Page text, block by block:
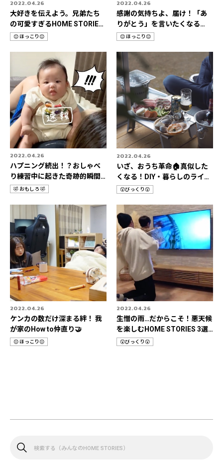
2022.04.26
大好きを伝えよう。兄弟たち
の可愛すぎるHOME STORIES
📹
カ
テ
😌 ほっこり😌
2022.04.26
感謝の気持ちよ、届け！「あ
りがとう」を言いたくなる
HOME STORIES 3選
カ
テ
ゴ
リ
😌 ほっこり😌
2022.04.26
ハプニング続出！？おしゃべ
り練習中に起きた奇跡的瞬間3
選📹
カ
テ
リ
🤣 おもしろ 🤣
2022.04.26
いざ、おうち革命🏠真似した
くなる！DIY・暮らしのライフ
ハック📹
カ
テ
ゴ
リ
😲びっくり😲
2022.04.26
ケンカの数だけ深まる絆！ 我
が家のHow to仲直り🤝
カ😌 ほっこり😌
2022.04.26
生憎の雨…だからこそ！悪天候
を楽しむHOME STORIES 3選
📹
カ😲びっくり😲